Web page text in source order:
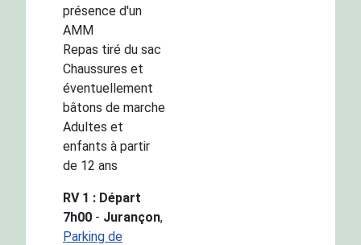
présence d'un
AMM
Repas tiré du sac
Chaussures et
éventuellement
bâtons de marche
Adultes et
enfants à partir
de 12 ans
RV 1 : Départ
7h00 - Jurançon,
Parking de